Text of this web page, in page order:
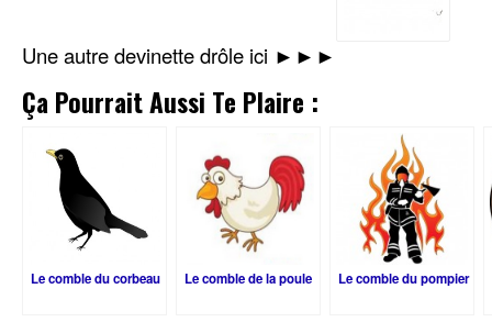
Une autre devinette drôle ici ►►►
Ça Pourrait Aussi Te Plaire :
Le comble du corbeau Le comble de la poule Le comble du pompier